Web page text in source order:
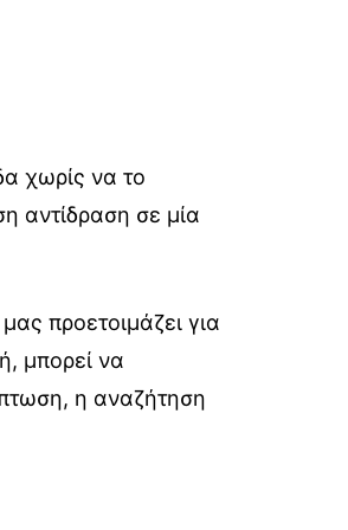
χωρίς να το
αντίδραση σε μία
προετοιμάζει για
μπορεί να
η αναζήτηση